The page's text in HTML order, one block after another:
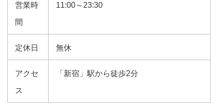
営業時
間
11:00～23:30
定休日 無休
アクセ
ス
「新宿」駅から徒歩2分